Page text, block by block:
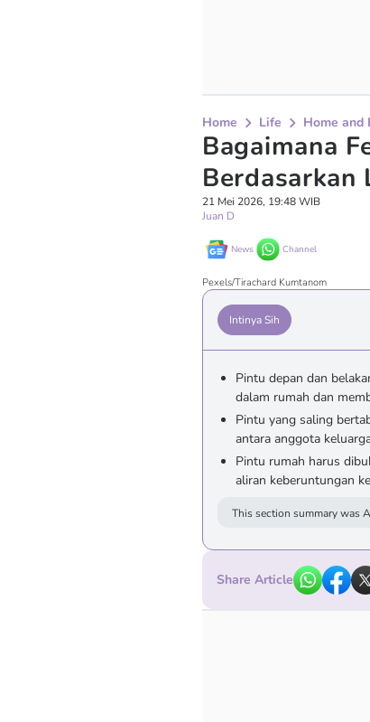
Home Life Home and
Bagaimana
Berdasarkan
21 Mei 2026, 19:48 WIB
Juan D
News Channel
Pexels/Tirachard Kumtanom
Intinya Sih
Pintu depan dan
dalam rumah dan
Pintu yang saling
antara anggota
Pintu rumah harus
aliran keberuntungan
This section summary was
Share Article